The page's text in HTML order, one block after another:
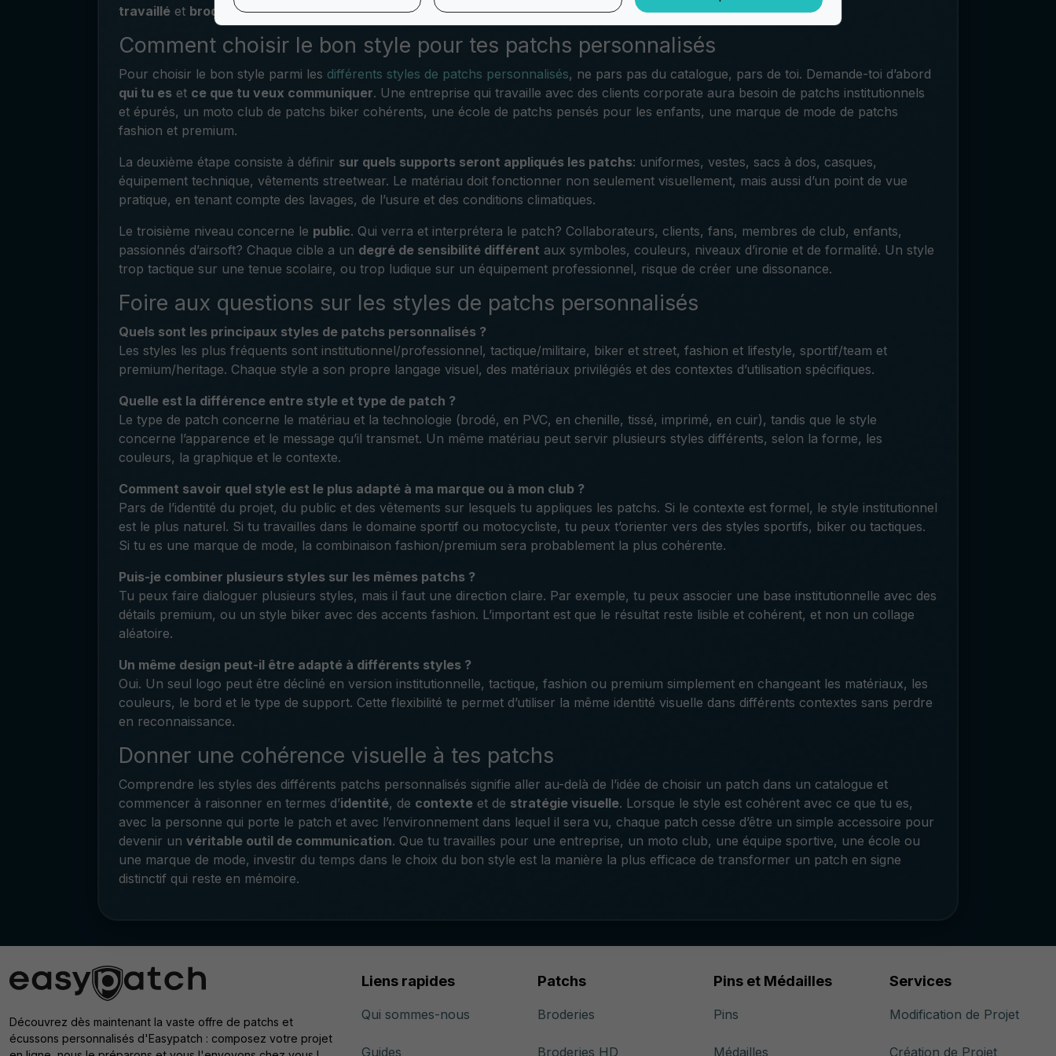
travailléet broderie 3D, avec une grande attention portée aux détails, aux bords et aux finitions.
Comment choisir le bon style pour tes patchs personnalisés
Pour choisir le bon style parmi les différents styles de patchs personnalisés, ne pars pas du catalogue, pars de toi. Demande-toi d’abord
qui tu eset ce que tu veux communiquer. Une entreprise qui travaille avec des clients corporate aura besoin de patchs institutionnels
et épurés, un moto club de patchs biker cohérents, une école de patchs pensés pour les enfants, une marque de mode de patchs
fashion et premium.
La deuxième étape consiste à définir sur quels supports seront appliqués les patchs: uniformes, vestes, sacs à dos, casques,
équipement technique, vêtements streetwear. Le matériau doit fonctionner non seulement visuellement, mais aussi d’un point de vue
pratique, en tenant compte des lavages, de l’usure et des conditions climatiques.
Le troisième niveau concerne le public. Qui verra et interprétera le patch? Collaborateurs, clients, fans, membres de club, enfants,
passionnés d’airsoft? Chaque cible a un degré de sensibilité différent aux symboles, couleurs, niveaux d’ironie et de formalité. Un style
trop tactique sur une tenue scolaire, ou trop ludique sur un équipement professionnel, risque de créer une dissonance.
Foire aux questions sur les styles de patchs personnalisés
Quels sont les principaux styles de patchs personnalisés ?
Les styles les plus fréquents sont institutionnel/professionnel, tactique/militaire, biker et street, fashion et lifestyle, sportif/team et
premium/heritage. Chaque style a son propre langage visuel, des matériaux privilégiés et des contextes d’utilisation spécifiques.
Quelle est la différence entre style et type de patch ?
Le type de patch concerne le matériau et la technologie (brodé, en PVC, en chenille, tissé, imprimé, en cuir), tandis que le style
concerne l’apparence et le message qu’il transmet. Un même matériau peut servir plusieurs styles différents, selon la forme, les
couleurs, la graphique et le contexte.
Comment savoir quel style est le plus adapté à ma marque ou à mon club ?
Pars de l’identité du projet, du public et des vêtements sur lesquels tu appliques les patchs. Si le contexte est formel, le style institutionnel
est le plus naturel. Si tu travailles dans le domaine sportif ou motocycliste, tu peux t’orienter vers des styles sportifs, biker ou tactiques.
Si tu es une marque de mode, la combinaison fashion/premium sera probablement la plus cohérente.
Puis-je combiner plusieurs styles sur les mêmes patchs ?
Tu peux faire dialoguer plusieurs styles, mais il faut une direction claire. Par exemple, tu peux associer une base institutionnelle avec des
détails premium, ou un style biker avec des accents fashion. L’important est que le résultat reste lisible et cohérent, et non un collage
aléatoire.
Un même design peut-il être adapté à différents styles ?
Oui. Un seul logo peut être décliné en version institutionnelle, tactique, fashion ou premium simplement en changeant les matériaux, les
couleurs, le bord et le type de support. Cette flexibilité te permet d’utiliser la même identité visuelle dans différents contextes sans perdre
en reconnaissance.
Donner une cohérence visuelle à tes patchs
Comprendre les styles des différents patchs personnalisés signifie aller au-delà de l’idée de choisir un patch dans un catalogue et
commencer à raisonner en termes d’identité, de contexteet de stratégie visuelle. Lorsque le style est cohérent avec ce que tu es,
avec la personne qui porte le patch et avec l’environnement dans lequel il sera vu, chaque patch cesse d’être un simple accessoire pour
devenir un véritable outil de communication. Que tu travailles pour une entreprise, un moto club, une équipe sportive, une école ou
une marque de mode, investir du temps dans le choix du bon style est la manière la plus efficace de transformer un patch en signe
distinctif qui reste en mémoire.
Découvrez dès maintenant la vaste offre de patchs et
écussons personnalisés d'Easypatch : composez votre projet
Liens rapides
Qui sommes-nous
Guides
Patchs
Broderies
Broderies HD
Pins et Médailles
Pins
Médailles
Services
Modification de Projet
Création de Projet